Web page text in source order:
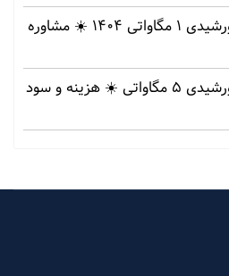
طرح توجیهی نیروگاه خورشیدی 1 مگاواتی 1404 ☀️ مشاوره
طرح توجیهی نیروگاه خورشیدی 5 مگاواتی ☀️ هزینه‌ و سود